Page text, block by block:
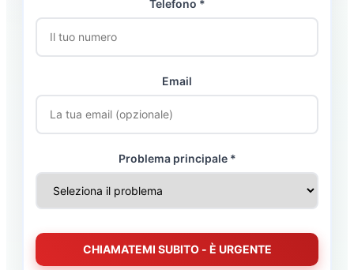
Telefono *
Email
Problema principale *
CHIAMATEMI SUBITO - È URGENTE